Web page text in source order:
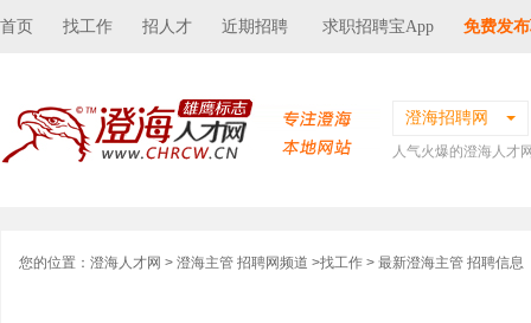
首页 找工作 招人才 近期招聘 求职招聘宝App 免费发
澄海招聘网
人气火爆的澄海人才
您的位置： 澄海人才网 > 澄海主管 招聘网频道 >找工作 > 最新澄海主管 招聘信息